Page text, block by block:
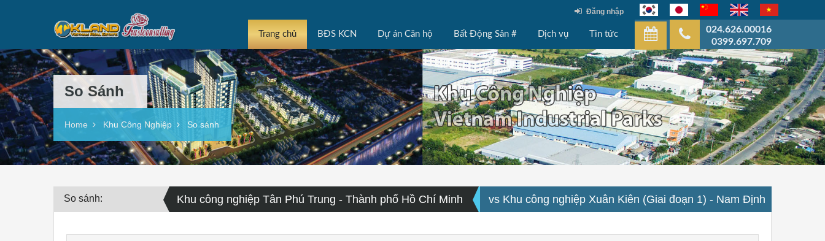
Đăng nhập
024.626.00016
0399.697.709
Trang chủ BĐS KCN Dự án Căn hộ Bất Động Sản # Dịch vụ Tin tức
So Sánh
Home Khu Công Nghiệp So sánh
So sánh: Khu công nghiệp Tân Phú Trung - Thành phố Hồ Chí Minh vs Khu công nghiệp Xuân Kiên (Giai đoạn 1) - Nam Định